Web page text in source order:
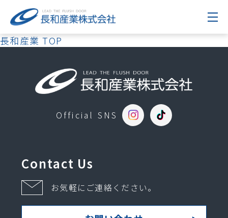
長和産業 TOP
Official SNS
Contact Us
お気軽にご連絡ください。